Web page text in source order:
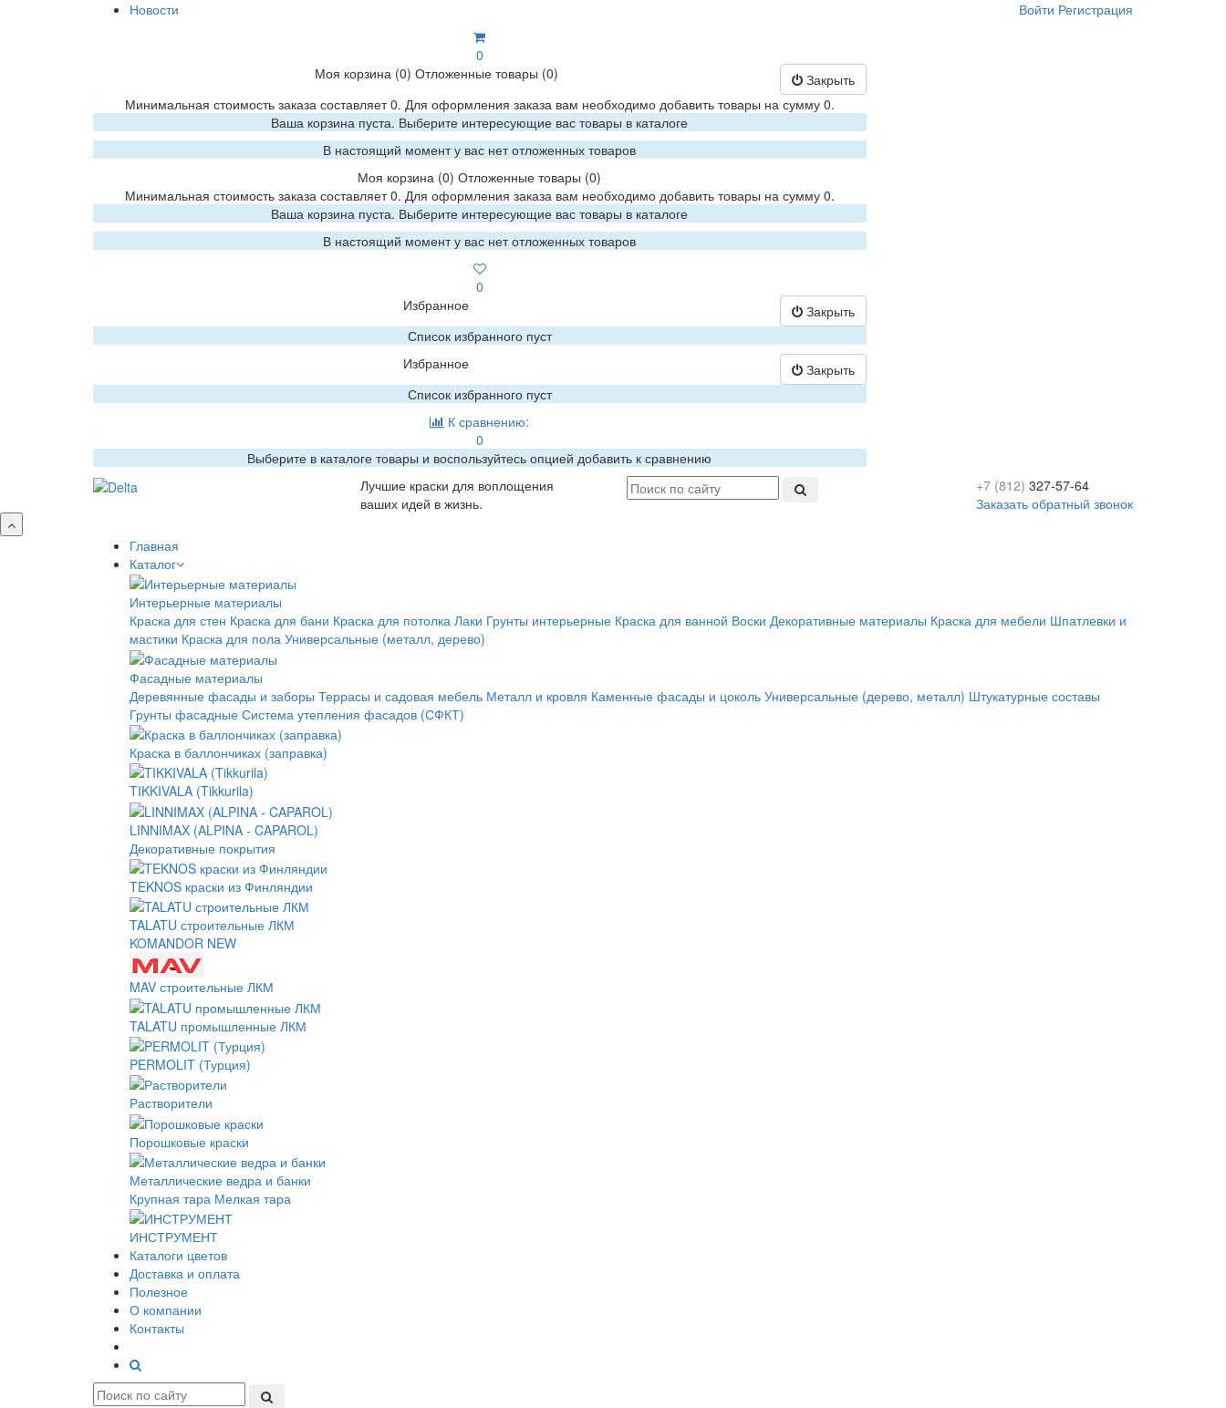
Новости
0
Моя корзина(0) Отложенные товары (0)
Закрыть
Минимальная стоимость заказа составляет 0. Для оформления заказа вам необходимо добавить товары на сумму 0.
Ваша корзина пуста. Выберите интересующие вас товары в каталоге
В настоящий момент у вас нет отложенных товаров
Моя корзина (0) Отложенные товары (0)
Минимальная стоимость заказа составляет 0. Для оформления заказа вам необходимо добавить товары на сумму 0.
Ваша корзина пуста. Выберите интересующие вас товары в каталоге
В настоящий момент у вас нет отложенных товаров
0
Избранное
Закрыть
Список избранного пуст
Избранное
Закрыть
Список избранного пуст
К сравнению:
0
Выберите в каталоге товары и воспользуйтесь опцией добавить к сравнению
Войти Регистрация
Лучшие краски для воплощения
ваших идей в жизнь.
+7 (812) 327-57-64
Заказать обратный звонок
Главная
Каталог
Интерьерные материалы
Краска для стен Краска для бани Краска для потолка Лаки Грунты интерьерные Краска для ванной Воски Декоративные материалы Краска для мебели Шпатлевки и
мастики Краска для пола Универсальные (металл, дерево)
Фасадные материалы
Деревянные фасады и заборы Террасы и садовая мебель Металл и кровля Каменные фасады и цоколь Универсальные (дерево, металл) Штукатурные составы
Грунты фасадные Система утепления фасадов (СФКТ)
Краска в баллончиках (заправка)
TIKKIVALA (Tikkurila)
LINNIMAX (ALPINA - CAPAROL)
Декоративные покрытия
TEKNOS краски из Финляндии
TALATU строительные ЛКМ
KOMANDOR NEW
MAV строительные ЛКМ
TALATU промышленные ЛКМ
PERMOLIT (Турция)
Растворители
Порошковые краски
Металлические ведра и банки
Крупная тара Мелкая тара
ИНСТРУМЕНТ
Каталоги цветов
Доставка и оплата
Полезное
О компании
Контакты